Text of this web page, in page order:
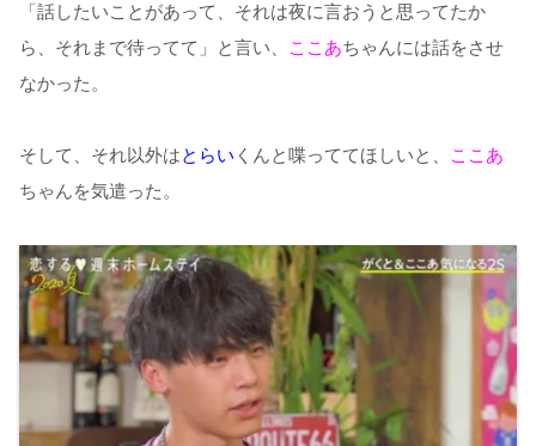
「話したいことがあって、それは夜に言おうと思ってたか
ら、それまで待ってて」と言い、
ここあちゃんには話をさせ
なかった。
そして、それ以外はとらい くんと喋っててほしいと、
ここあ
ちゃんを気遣った。